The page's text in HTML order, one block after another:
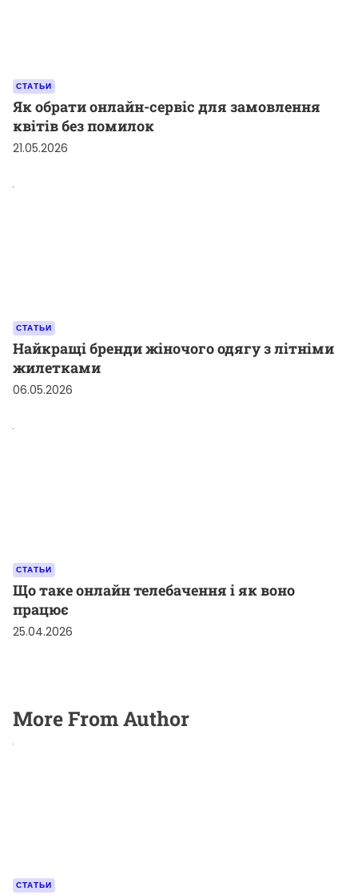
СТАТЬИ
Як обрати онлайн-сервіс для замовлення
квітів без помилок
21.05.2026
СТАТЬИ
Найкращі бренди жіночого одягу з літніми
жилетками
06.05.2026
СТАТЬИ
Що таке онлайн телебачення і як воно
працює
25.04.2026
More From Author
СТАТЬИ